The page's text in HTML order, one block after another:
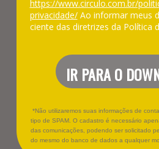
https://www.circulo.com.br/
privacidade/Ao informar meus
ciente das diretrizes da Política
IR PARA O
*Não utilizaremos suas informações de
tipo de SPAM. O cadastro é necessário
das comunicações, podendo ser solicitado
do mesmo do banco de dados a qualquer